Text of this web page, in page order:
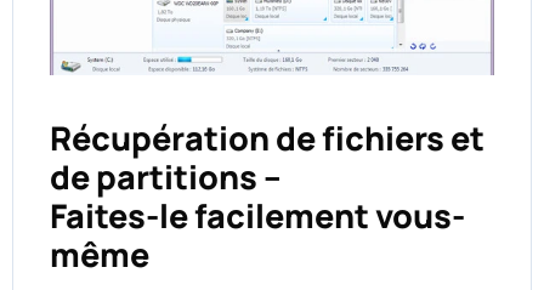
Récupération de fichiers et
de partitions –
Faites-le facilement vous-
même